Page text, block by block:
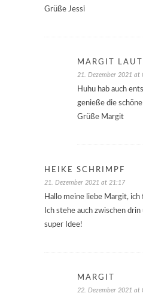
Grüße Jessi
MARGIT
21. Dezember 2021 at
Huhu hab auch
genieße die
Grüße Margit
HEIKE SCHRIMPF
21. Dezember 2021 at 21:17
Hallo meine liebe Margit, ich
Ich stehe auch zwischen
super Idee!
MARGIT
22. Dezember 2021 at